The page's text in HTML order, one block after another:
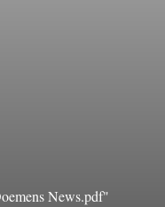
News.pdf"